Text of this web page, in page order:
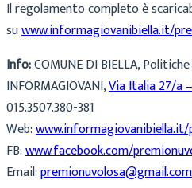
Il regolamento completo è
suwww.informagiovanibiella.it/
Info:COMUNE DI BIELLA,
INFORMAGIOVANI,Via Italia 27/a
015.3507.380-381
Web:www.informagiovanibiella.it/
FB:www.facebook.com/
Email:premionuvolosa@gmail.com